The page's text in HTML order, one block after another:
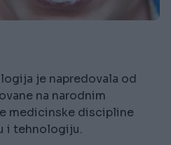
je napredovala od
na narodnim
medicinske discipline
i tehnologiju.